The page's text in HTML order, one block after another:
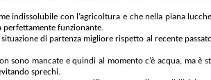
indissolubile con l’agricoltura e che nella piana
perfettamente funzionante.
di partenza migliore rispetto al recente
sono mancate e quindi al momento c’è acqua, ma è
sprechi.